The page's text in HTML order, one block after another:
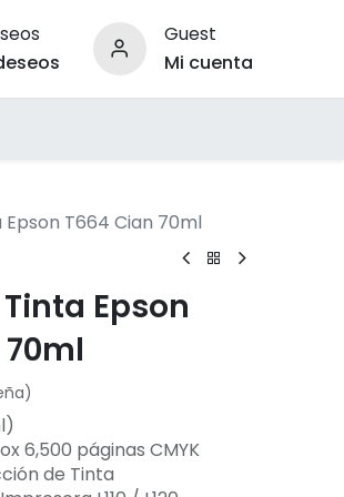
Guest
Mi cuenta
T664 Cian 70ml
Epson
6,500 páginas CMYK
de Tinta